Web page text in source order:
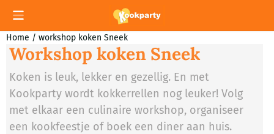
Cookievoorkeuren zijn momenteel gesloten.
Home / workshop koken Sneek
Workshop koken Sneek
Koken is leuk, lekker en gezellig. En met
Kookparty wordt kokkerrellen nog leuker! Volg
met elkaar een culinaire workshop, organiseer
een kookfeestje of boek een diner aan huis.